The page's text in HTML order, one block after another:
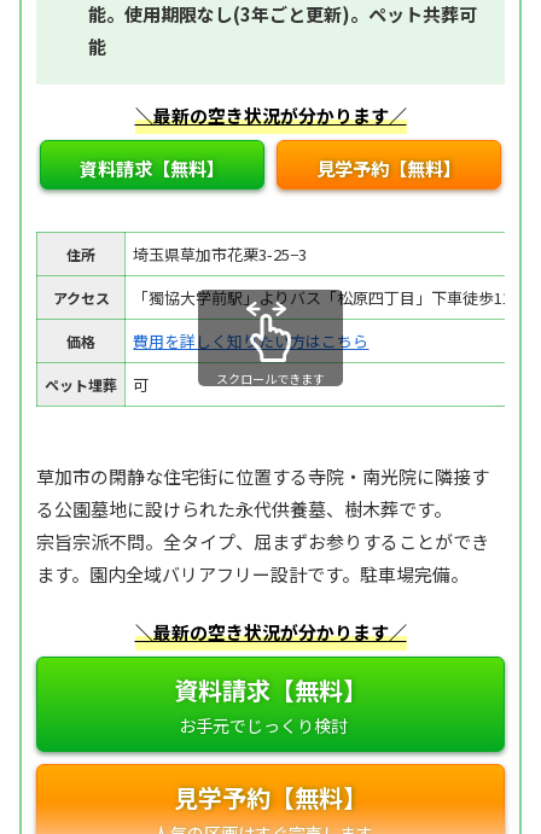
能。使用期限なし(3年ごと更新)。ペット共葬可
能
＼最新の空き状況が分かります／
資料請求【無料】 見学予約【無料】
住所 埼玉県草加市花栗3-25−3
アクセス 「獨協大学前駅」よりバス「松原四丁目」下車徒歩11分
価格 費用を詳しく知りたい方はこちら
ペット埋葬 可 スクロールできます
草加市の閑静な住宅街に位置する寺院・南光院に隣接す
る公園墓地に設けられた永代供養墓、樹木葬です。
宗旨宗派不問。全タイプ、屈まずお参りすることができ
ます。園内全域バリアフリー設計です。駐車場完備。
＼最新の空き状況が分かります／
資料請求【無料】
見学予約【無料】